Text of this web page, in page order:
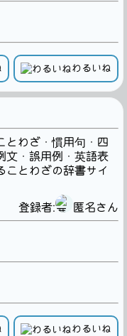
わるいね
とわざ・慣用句・四
文・誤用例・英語表
ことわざの辞書サイ
登録者:
匿名さん
わるいね